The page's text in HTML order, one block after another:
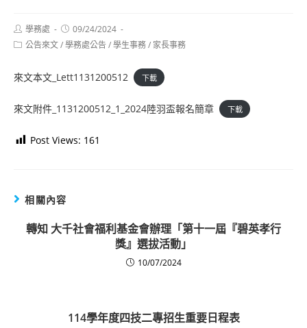
Post
author:
學務處
Post
published:
09/24/2024
Post公告來文/學務處公告/學生事務/ 家長事務
來文本文_Lett1131200512 下載
來文附件_1131200512_1_2024陸羽盃報名簡章 下載
Post Views: 161
相關內容
轉知 大千社會福利基金會辦理「第十一屆『碧英孝行
獎』選拔活動」
10/07/2024
114學年度四技二專招生重要日程表